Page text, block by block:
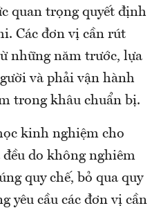
quan trọng quyết định
Các đơn vị cần rút
những năm trước, lựa
và phải vận hành
trong khâu chuẩn bị.
kinh nghiệm cho
do không nghiêm
quy chế, bỏ qua quy
yêu cầu các đơn vị cần